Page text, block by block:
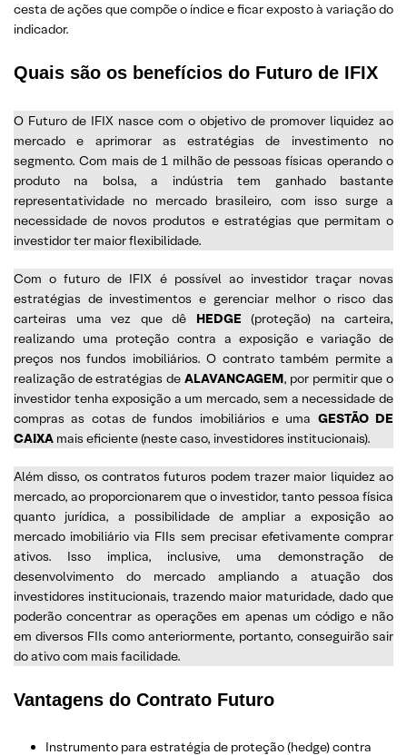
cesta de ações que compõe o índice e ficar exposto à variação do
indicador.
Quais são os benefícios do Futuro de IFIX
O Futuro de IFIX nasce com o objetivo de promover liquidez ao
mercado e aprimorar as estratégias de investimento no
segmento. Com mais de 1 milhão de pessoas físicas operando o
produto na bolsa, a indústria tem ganhado bastante
representatividade no mercado brasileiro, com isso surge a
necessidade de novos produtos e estratégias que permitam o
investidor ter maior flexibilidade.
Com o futuro de IFIX é possível ao investidor traçar novas
estratégias de investimentos e gerenciar melhor o risco das
carteiras uma vez que dê HEDGE (proteção) na carteira,
realizando uma proteção contra a exposição e variação de
preços nos fundos imobiliários. O contrato também permite a
realização de estratégias de ALAVANCAGEM, por permitir que o
investidor tenha exposição a um mercado, sem a necessidade de
compras as cotas de fundos imobiliários e uma GESTÃO DE
CAIXA mais eficiente (neste caso, investidores institucionais).
Além disso, os contratos futuros podem trazer maior liquidez ao
mercado, ao proporcionarem que o investidor, tanto pessoa física
quanto jurídica, a possibilidade de ampliar a exposição ao
mercado imobiliário via FIIs sem precisar efetivamente comprar
ativos. Isso implica, inclusive, uma demonstração de
desenvolvimento do mercado ampliando a atuação dos
investidores institucionais, trazendo maior maturidade, dado que
poderão concentrar as operações em apenas um código e não
em diversos FIIs como anteriormente, portanto, conseguirão sair
do ativo com mais facilidade.
Vantagens do Contrato Futuro
Instrumento para estratégia de proteção (hedge) contra